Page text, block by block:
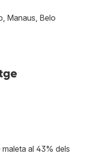
Manaus, Belo
al 43% dels